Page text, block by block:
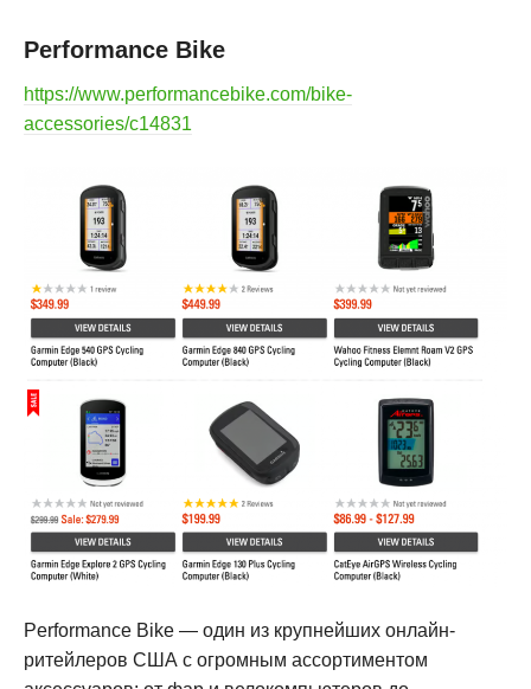
Performance Bike
https://www.performancebike.com/bike-
accessories/c14831
Performance Bike — один из крупнейших онлайн-
ритейлеров США с огромным ассортиментом